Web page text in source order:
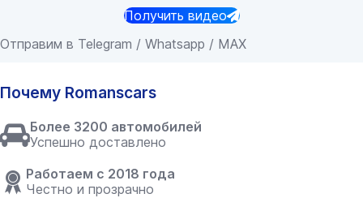
Получить видео
Отправим в Telegram / Whatsapp / MAX
Почему Romanscars
Более 3200 автомобилей
Успешно доставлено
Работаем с 2018 года
Честно и прозрачно